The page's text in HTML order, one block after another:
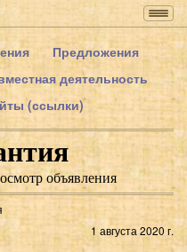
Предложения
деятельность
(ссылки)
объявления
1 августа 2020 г.